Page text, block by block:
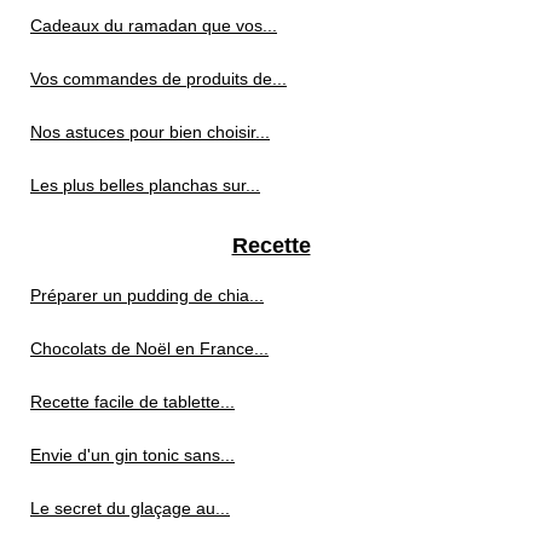
Cadeaux du ramadan que vos...
Vos commandes de produits de...
Nos astuces pour bien choisir...
Les plus belles planchas sur...
Recette
Préparer un pudding de chia...
Chocolats de Noël en France...
Recette facile de tablette...
Envie d'un gin tonic sans...
Le secret du glaçage au...